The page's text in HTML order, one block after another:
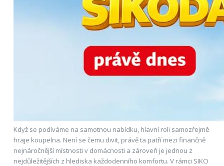
Když se podíváme na samotnou nabídku, hlavní roli samozřejmě
hraje koupelna. Není se čemu divit, právě ta patří mezi finančně
nejnáročnější místnosti v domácnosti a zároveň je jednou z
nejdůležitějších z hlediska každodenního komfortu. V rámci SIKO